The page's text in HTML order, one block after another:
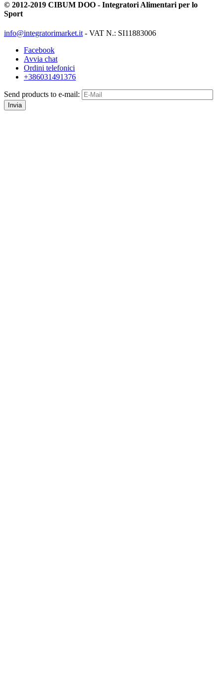
© 2012-2019 CIBUM DOO - Integratori Alimentari per lo
Sport
info@integratorimarket.it- VAT N.: SI11883006
Facebook
Avvia chat
Ordini telefonici
+386031491376
Send products to e-mail:
Invia